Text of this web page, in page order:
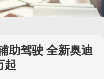
助驾驶 全新奥迪
起